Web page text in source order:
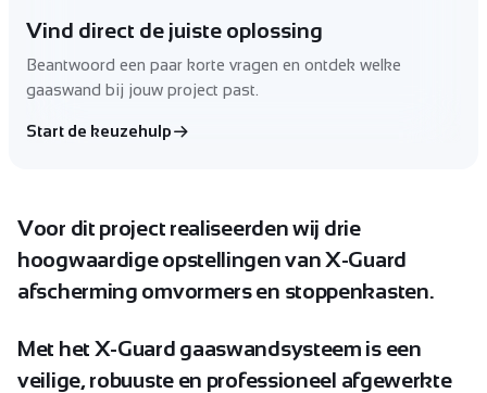
Vind direct de juiste oplossing
Beantwoord een paar korte vragen en ontdek welke
gaaswand bij jouw project past.
Start de keuzehulp
Voor dit project realiseerdenwij drie
hoogwaardige opstellingenvanX-Guard
afscherming omvormersen stoppenkasten.
Met het X-Guard gaaswandsysteem is een
veilige,robuuste en professioneel afgewerkte